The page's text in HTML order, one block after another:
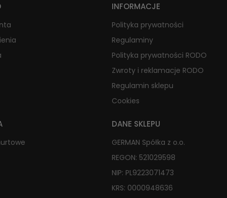
INFORMACJE
Polityka prywatności
Regulaminy
Polityka prywatności RODO
Zwroty i reklamacje RODO
Regulamin sklepu
Cookies
DANE SKLEPU
GERMAN Spółka z o.o.
REGON: 521029598
NIP: PL9223071473
KRS: 0000948636